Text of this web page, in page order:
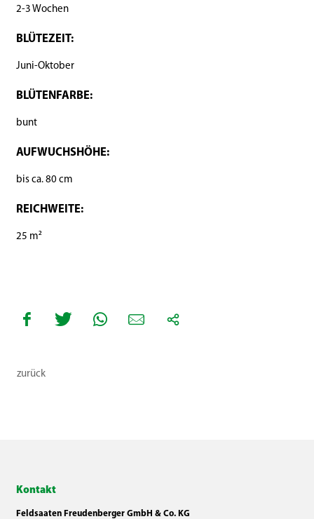
2-3 Wochen
BLÜTEZEIT:
Juni-Oktober
BLÜTENFARBE:
bunt
AUFWUCHSHÖHE:
bis ca. 80 cm
REICHWEITE:
25 m²
zurück
Kontakt
Feldsaaten Freudenberger GmbH & Co. KG